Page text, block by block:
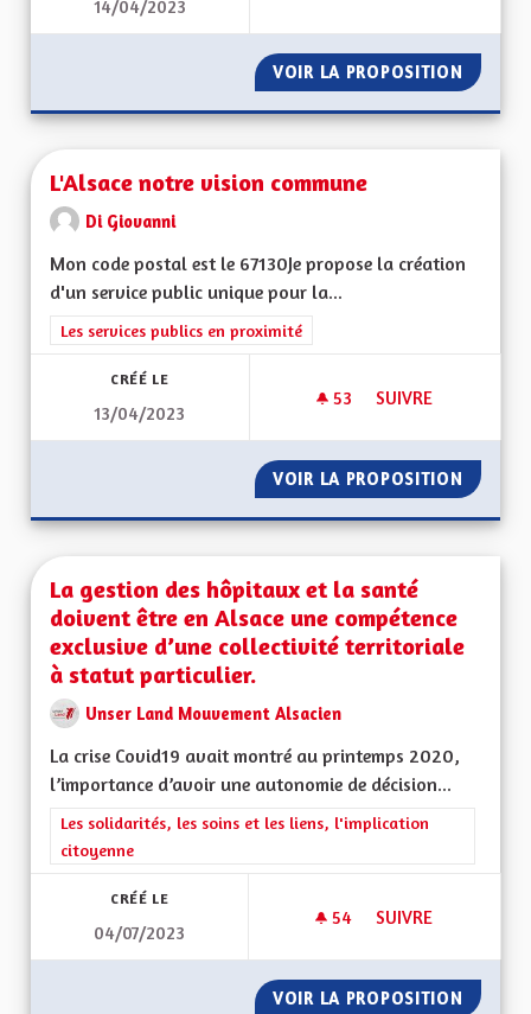
14/04/2023
VOIR LA PROPOSITION
L'Alsace notre vision commune
Di Giovanni
Mon code postal est le 67130Je propose la création
d'un service public unique pour la...
Filtrer les résultats de la catégorie : Les services publics en
Les services publics en proximité
CRÉÉ LE
13/04/2023
53 53 ABONNÉS
SUIVRE
VOIR LA PROPOSITION
La gestion des hôpitaux et la santé
doivent être en Alsace une compétence
exclusive d’une collectivité territoriale
à statut particulier.
Unser Land Mouvement Alsacien
La crise Covid19 avait montré au printemps 2020,
l’importance d’avoir une autonomie de décision...
Filtrer les résultats de la catégorie : Les solidarités, les soins
Les solidarités, les soins et les liens, l'implication
citoyenne
CRÉÉ LE
04/07/2023
54 54 ABONNÉS
SUIVRE
VOIR LA PROPOSITION LA